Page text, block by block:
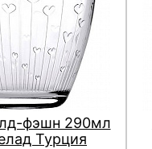
фэшн 290мл
Турция